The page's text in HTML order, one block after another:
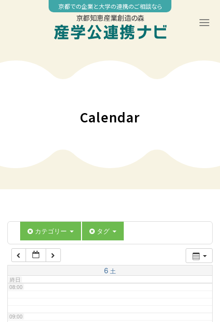
京都での企業と大学の連携のご相談なら
京都知恵産業創造の森
Calendar
カテゴリー タグ
6 土
終日
04:00
07:00
08:00
09:00